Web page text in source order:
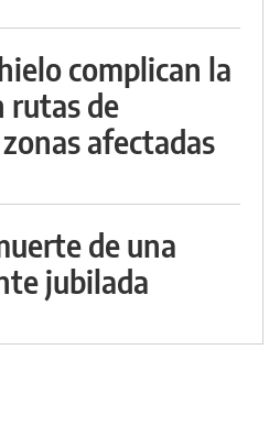
complican la
rutas de
afectadas
de una
jubilada